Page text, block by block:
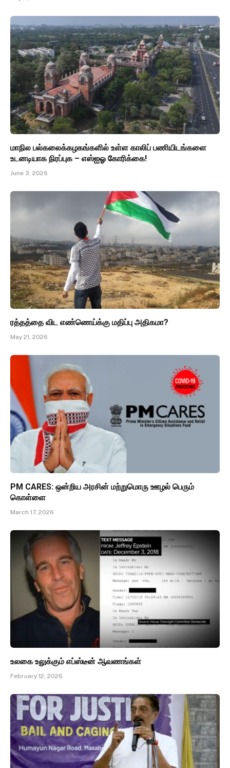
மாநில பல்கலைக்கழகங்களில் உள்ள காலிப் பணியிடங்களை
உடனடியாக நிரப்புக – எஸ்ஐஓ கோரிக்கை!
June 3, 2026
ரத்தத்தை விட எண்ணெய்க்கு மதிப்பு அதிகமா?
May 21, 2026
PM CARES: ஒன்றிய அரசின் மற்றுமொரு ஊழல் பெரும்
கொள்ளை
March 17, 2026
உலகை உலுக்கும் எப்ஸ்டீன் ஆவணங்கள்
February 12, 2026